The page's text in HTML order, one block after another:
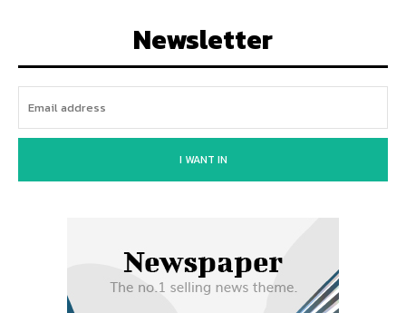
Newsletter
I WANT IN